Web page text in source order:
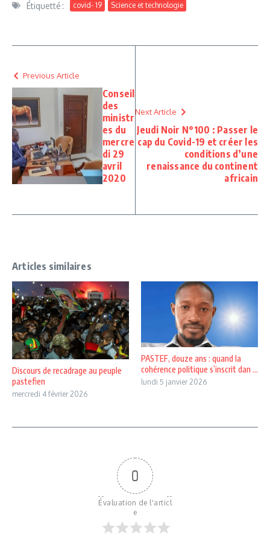
Étiquetté : covid- 19 Science et technologie
Previous Article
Conseil
des
ministr
es du
mercre
di 29
avril
2020
Next Article
Jeudi Noir N°100 : Passer le
cap du Covid-19 et créer les
conditions d’une
renaissance du continent
africain
Articles similaires
Discours de recadrage au peuple
pastefien
mercredi 4 février 2026
PASTEF, douze ans : quand la
cohérence politique s’inscrit dan ...
lundi 5 janvier 2026
0
Évaluation de l'articl
e